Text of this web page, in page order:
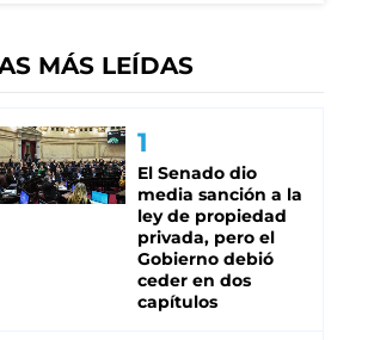
MÁS LEÍDAS
El Senado dio
media sanción a la
ley de propiedad
privada, pero el
Gobierno debió
ceder en dos
capítulos